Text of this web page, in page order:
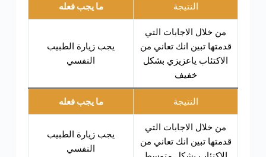
النتيجة ما يجب فعله
من خلال الاجابات التي
قدمتها تبين انك تعاني من
الاكتئاب ياعزيزي بشكل
خفيف
يجب زيارة الطبيب
النفسي
النتيجة ما يجب فعله
من خلال الاجابات التي
قدمتها تبين انك تعاني من
يجب زيارة الطبيب
النفسي